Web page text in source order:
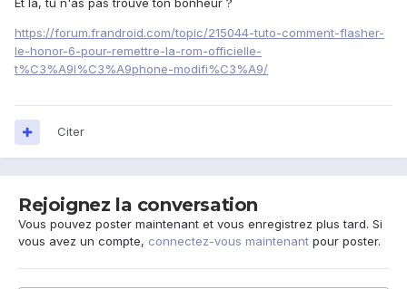
Et là, tu n'as pas trouvé ton bonheur ?
https://forum.frandroid.com/topic/215044-tuto-comment-flasher-
le-honor-6-pour-remettre-la-rom-officielle-
t%C3%A9l%C3%A9phone-modifi%C3%A9/
Citer
Rejoignez la conversation
Vous pouvez poster maintenant et vous enregistrez plus tard. Si
vous avez un compte, connectez-vous maintenant pour poster.